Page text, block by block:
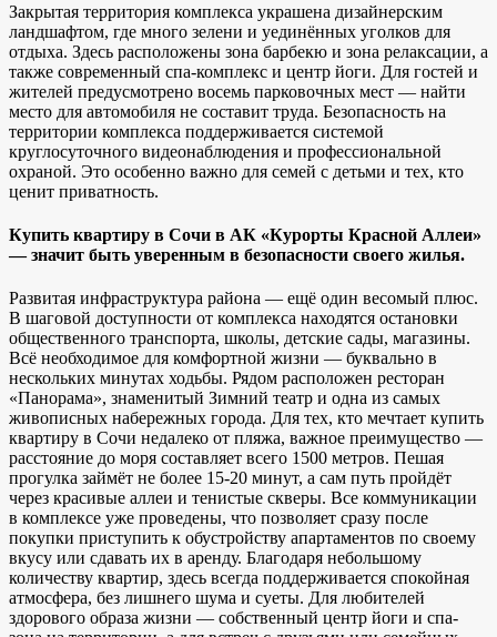
Закрытая территория комплекса украшена дизайнерским
ландшафтом, где много зелени и уединённых уголков для
отдыха. Здесь расположены зона барбекю и зона релаксации, а
также современный спа-комплекс и центр йоги. Для гостей и
жителей предусмотрено восемь парковочных мест — найти
место для автомобиля не составит труда. Безопасность на
территории комплекса поддерживается системой
круглосуточного видеонаблюдения и профессиональной
охраной. Это особенно важно для семей с детьми и тех, кто
ценит приватность.
Купить квартиру в Сочи в АК «Курорты Красной Аллеи»
— значит быть уверенным в безопасности своего жилья.
Развитая инфраструктура района — ещё один весомый плюс.
В шаговой доступности от комплекса находятся остановки
общественного транспорта, школы, детские сады, магазины.
Всё необходимое для комфортной жизни — буквально в
нескольких минутах ходьбы. Рядом расположен ресторан
«Панорама», знаменитый Зимний театр и одна из самых
живописных набережных города. Для тех, кто мечтает купить
квартиру в Сочи недалеко от пляжа, важное преимущество —
расстояние до моря составляет всего 1500 метров. Пешая
прогулка займёт не более 15-20 минут, а сам путь пройдёт
через красивые аллеи и тенистые скверы. Все коммуникации
в комплексе уже проведены, что позволяет сразу после
покупки приступить к обустройству апартаментов по своему
вкусу или сдавать их в аренду. Благодаря небольшому
количеству квартир, здесь всегда поддерживается спокойная
атмосфера, без лишнего шума и суеты. Для любителей
здорового образа жизни — собственный центр йоги и спа-